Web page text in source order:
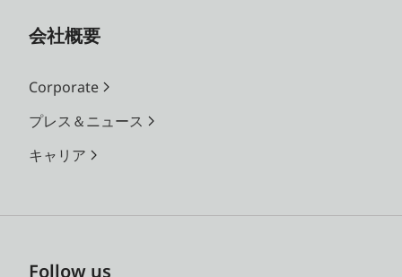
会社概要
Corporate
プレス＆ニュース
キャリア
Follow us